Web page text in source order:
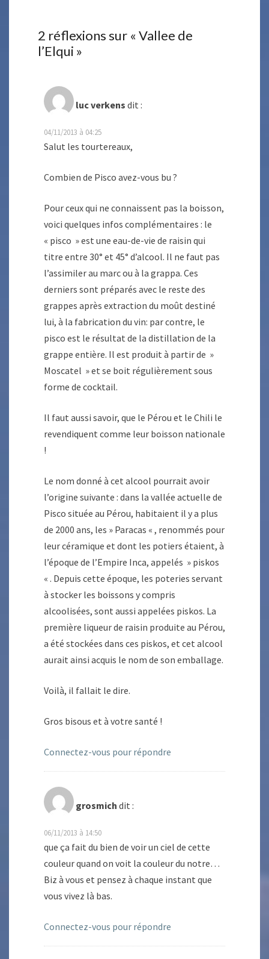
2 réflexions sur « Vallee de
l’Elqui »
luc verkens dit :
04/11/2013 à 04:25
Salut les tourtereaux,
Combien de Pisco avez-vous bu ?
Pour ceux qui ne connaissent pas la boisson,
voici quelques infos complémentaires : le
« pisco » est une eau-de-vie de raisin qui
titre entre 30° et 45° d’alcool. Il ne faut pas
l’assimiler au marc ou à la grappa. Ces
derniers sont préparés avec le reste des
grappes après extraction du moût destiné
lui, à la fabrication du vin: par contre, le
pisco est le résultat de la distillation de la
grappe entière. Il est produit à partir de »
Moscatel » et se boit régulièrement sous
forme de cocktail.
Il faut aussi savoir, que le Pérou et le Chili le
revendiquent comme leur boisson nationale
!
Le nom donné à cet alcool pourrait avoir
l’origine suivante : dans la vallée actuelle de
Pisco située au Pérou, habitaient il y a plus
de 2000 ans, les » Paracas « , renommés pour
leur céramique et dont les potiers étaient, à
l’époque de l’Empire Inca, appelés » piskos
« . Depuis cette époque, les poteries servant
à stocker les boissons y compris
alcoolisées, sont aussi appelées piskos. La
première liqueur de raisin produite au Pérou,
a été stockées dans ces piskos, et cet alcool
aurait ainsi acquis le nom de son emballage.
Voilà, il fallait le dire.
Gros bisous et à votre santé !
Connectez-vous pour répondre
grosmich dit :
06/11/2013 à 14:50
que ça fait du bien de voir un ciel de cette
couleur quand on voit la couleur du notre…
Biz à vous et pensez à chaque instant que
vous vivez là bas.
Connectez-vous pour répondre